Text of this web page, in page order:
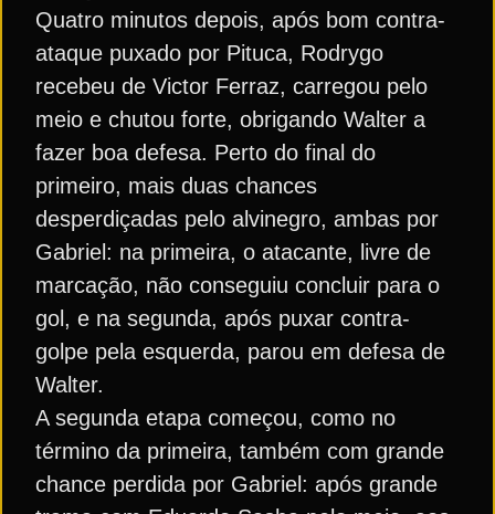
Quatro minutos depois, após bom contra-
ataque puxado por Pituca, Rodrygo
recebeu de Victor Ferraz, carregou pelo
meio e chutou forte, obrigando Walter a
fazer boa defesa. Perto do final do
primeiro, mais duas chances
desperdiçadas pelo alvinegro, ambas por
Gabriel: na primeira, o atacante, livre de
marcação, não conseguiu concluir para o
gol, e na segunda, após puxar contra-
golpe pela esquerda, parou em defesa de
Walter.
A segunda etapa começou, como no
término da primeira, também com grande
chance perdida por Gabriel: após grande